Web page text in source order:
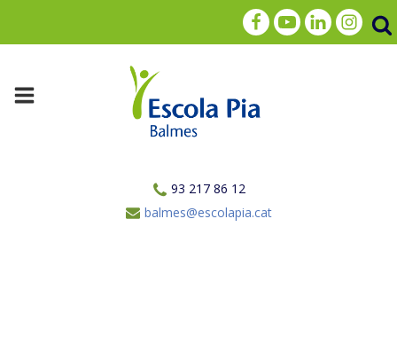
93 217 86 12
balmes@escolapia.cat